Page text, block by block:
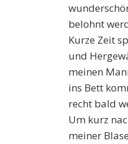
belohnt
Kurze Zeit
und
meinen
ins Bett
recht bald
Um kurz
meiner